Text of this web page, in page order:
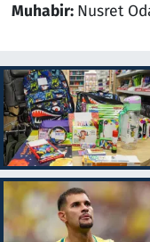
Muhabir: Nusret